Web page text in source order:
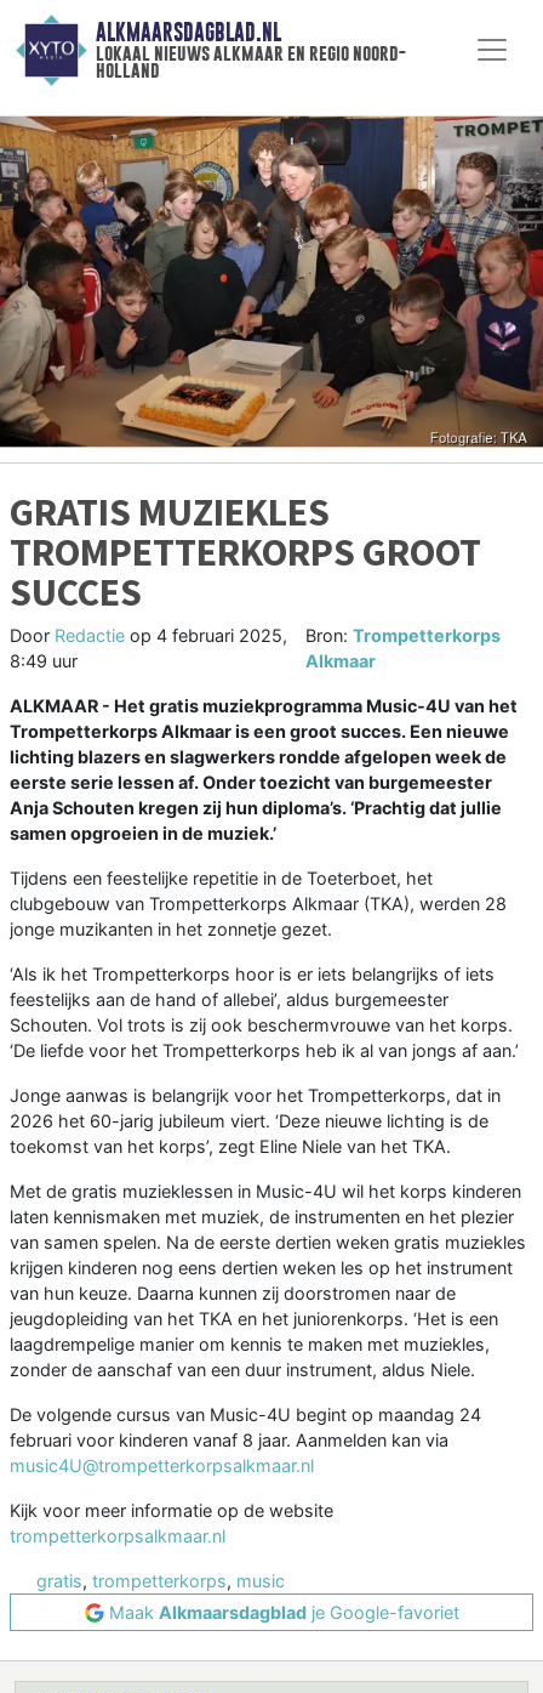
ALKMAARSDAGBLAD.NL
lokaal nieuws alkmaar en regio noord-
holland
GRATIS MUZIEKLES
TROMPETTERKORPS GROOT
SUCCES
Door Redactie op 4 februari 2025,
8:49 uur
Bron:Trompetterkorps
Alkmaar
ALKMAAR - Het gratis muziekprogramma Music-4U van het
Trompetterkorps Alkmaar is een groot succes. Een nieuwe
lichting blazers en slagwerkers rondde afgelopen week de
eerste serie lessen af. Onder toezicht van burgemeester
Anja Schouten kregen zij hun diploma’s. ‘Prachtig dat jullie
samen opgroeien in de muziek.’
Tijdens een feestelijke repetitie in de Toeterboet, het
clubgebouw van Trompetterkorps Alkmaar (TKA), werden 28
jonge muzikanten in het zonnetje gezet.
‘Als ik het Trompetterkorps hoor is er iets belangrijks of iets
feestelijks aan de hand of allebei’, aldus burgemeester
Schouten. Vol trots is zij ook beschermvrouwe van het korps.
‘De liefde voor het Trompetterkorps heb ik al van jongs af aan.’
Jonge aanwas is belangrijk voor het Trompetterkorps, dat in
2026 het 60-jarig jubileum viert. ‘Deze nieuwe lichting is de
toekomst van het korps’, zegt Eline Niele van het TKA.
Met de gratis muzieklessen in Music-4U wil het korps kinderen
laten kennismaken met muziek, de instrumenten en het plezier
van samen spelen. Na de eerste dertien weken gratis muziekles
krijgen kinderen nog eens dertien weken les op het instrument
van hun keuze. Daarna kunnen zij doorstromen naar de
jeugdopleiding van het TKA en het juniorenkorps. ‘Het is een
laagdrempelige manier om kennis te maken met muziekles,
zonder de aanschaf van een duur instrument, aldus Niele.
De volgende cursus van Music-4U begint op maandag 24
februari voor kinderen vanaf 8 jaar. Aanmelden kan via
music4U@trompetterkorpsalkmaar.nl
Kijk voor meer informatie op de website
trompetterkorpsalkmaar.nl
gratis, trompetterkorps, music
Maak Alkmaarsdagbladje Google-favoriet